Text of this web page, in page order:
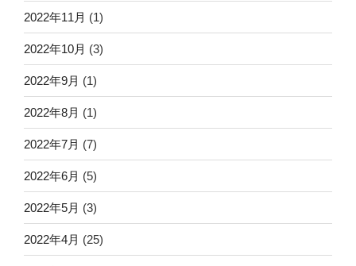
2022年11月 (1)
2022年10月 (3)
2022年9月 (1)
2022年8月 (1)
2022年7月 (7)
2022年6月 (5)
2022年5月 (3)
2022年4月 (25)